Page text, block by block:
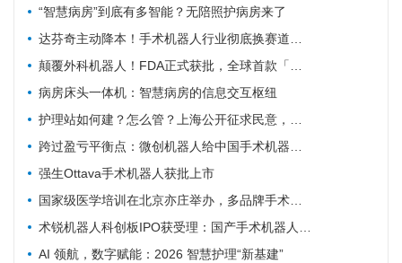
“智慧病房”到底有多智能？无陪照护病房来了
达芬奇主动降本！手术机器人行业彻底换赛道，国产替代迎关键变局
颠覆外科机器人！FDA正式获批，全球首款「三模合一」手术机器人诞生
病房床头一体机：智慧病房的信息交互枢纽
护理站如何建？怎么管？上海公开征求民意，重点聚焦社区护理规范化
跨过盈亏平衡点：微创机器人给中国手术机器人行业带来的三个信号
强生Ottava手术机器人获批上市
国家级医学培训在北京亦庄举办，多品牌手术机器人首次集中现场实操
术锐机器人科创板IPO获受理：国产手术机器人"四小龙"冲刺资本市场的背后
AI 领航，数字赋能：2026 智慧护理“新基建”